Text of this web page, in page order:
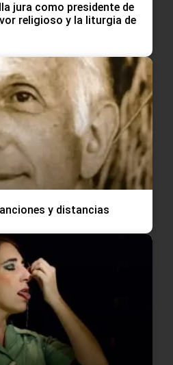
jura como presidente de
religioso y la liturgia de
y distancias